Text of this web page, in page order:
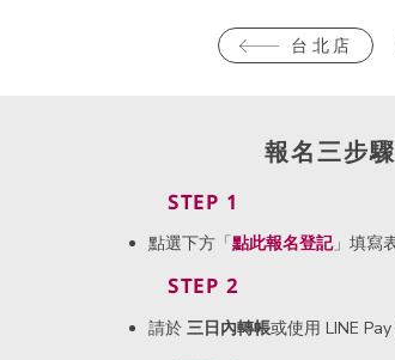
台北店
報名三步驟
STEP 1
點選下方「點此報名登記」填寫
STEP 2
請於 三日內轉帳或使用 LINE